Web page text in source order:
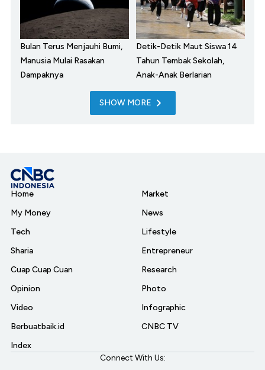
Bulan Terus Menjauhi Bumi,
Manusia Mulai Rasakan
Dampaknya
Detik-Detik Maut Siswa 14
Tahun Tembak Sekolah,
Anak-Anak Berlarian
SHOW MORE
Home
My Money
Tech
Sharia
Cuap Cuap Cuan
Opinion
Video
Berbuatbaik.id
Index
Market
News
Lifestyle
Entrepreneur
Research
Photo
Infographic
CNBC TV
Connect With Us: